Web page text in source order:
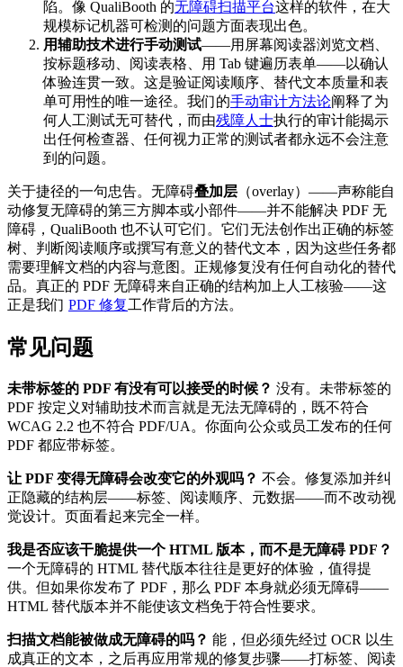
陷。像 QualiBooth 的无障碍扫描平台这样的软件，在大
规模标记机器可检测的问题方面表现出色。
用辅助技术进行手动测试——用屏幕阅读器浏览文档、
按标题移动、阅读表格、用 Tab 键遍历表单——以确认
体验连贯一致。这是验证阅读顺序、替代文本质量和表
单可用性的唯一途径。我们的手动审计方法论阐释了为
何人工测试无可替代，而由残障人士执行的审计能揭示
出任何检查器、任何视力正常的测试者都永远不会注意
到的问题。
关于捷径的一句忠告。无障碍叠加层 （overlay）——声称能自
动修复无障碍的第三方脚本或小部件——并不能解决 PDF 无
障碍，QualiBooth 也不认可它们。它们无法创作出正确的标签
树、判断阅读顺序或撰写有意义的替代文本，因为这些任务都
需要理解文档的内容与意图。正规修复没有任何自动化的替代
品。真正的 PDF 无障碍来自正确的结构加上人工核验——这
正是我们 PDF 修复工作背后的方法。
常见问题
未带标签的 PDF 有没有可以接受的时候？ 没有。未带标签的
PDF 按定义对辅助技术而言就是无法无障碍的，既不符合
WCAG 2.2 也不符合 PDF/UA。你面向公众或员工发布的任何
PDF 都应带标签。
让 PDF 变得无障碍会改变它的外观吗？ 不会。修复添加并纠
正隐藏的结构层——标签、阅读顺序、元数据——而不改动视
觉设计。页面看起来完全一样。
我是否应该干脆提供一个 HTML 版本，而不是无障碍 PDF？
一个无障碍的 HTML 替代版本往往是更好的体验，值得提
供。但如果你发布了 PDF，那么 PDF 本身就必须无障碍——
HTML 替代版本并不能使该文档免于符合性要求。
扫描文档能被做成无障碍的吗？ 能，但必须先经过 OCR 以生
成真正的文本，之后再应用常规的修复步骤——打标签、阅读